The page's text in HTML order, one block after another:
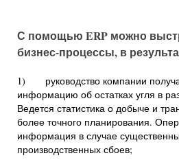
С помощью ERP можно
бизнес-процессы, в
1) руководство компании
информацию об остатках угля в
Ведется статистика о добыче и
более точного планирования.
информация в случае
производственных сбоев;